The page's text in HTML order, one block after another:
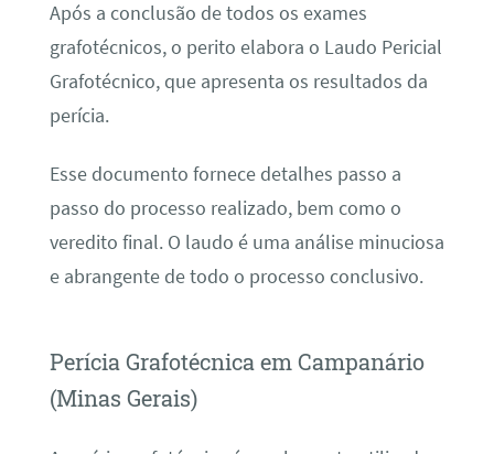
Após a conclusão de todos os exames
grafotécnicos, o perito elabora o Laudo Pericial
Grafotécnico, que apresenta os resultados da
perícia.
Esse documento fornece detalhes passo a
passo do processo realizado, bem como o
veredito final. O laudo é uma análise minuciosa
e abrangente de todo o processo conclusivo.
Perícia Grafotécnica em Campanário
(Minas Gerais)